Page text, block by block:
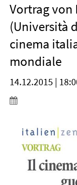
Vortrag von
(Università
cinema
mondiale
14.12.2015 |